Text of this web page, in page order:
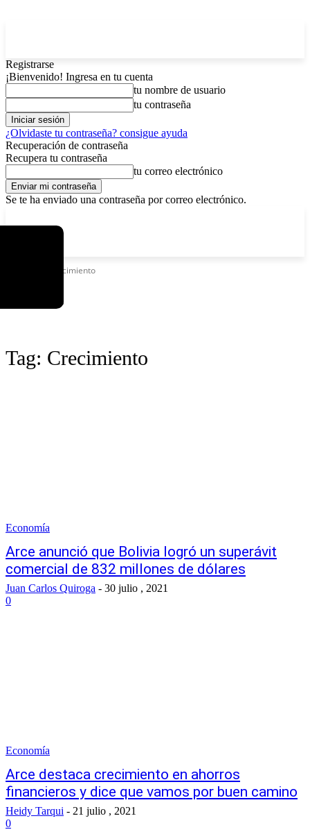
Registrarse
¡Bienvenido! Ingresa en tu cuenta
tu nombre de usuario
tu contraseña
¿Olvidaste tu contraseña? consigue ayuda
Recuperación de contraseña
Recupera tu contraseña
tu correo electrónico
Se te ha enviado una contraseña por correo electrónico.
Crecimiento
Tag: Crecimiento
Economía
Arce anunció que Bolivia logró un superávit
comercial de 832 millones de dólares
Juan Carlos Quiroga - 30 julio , 2021
0
Economía
Arce destaca crecimiento en ahorros
financieros y dice que vamos por buen camino
Heidy Tarqui - 21 julio , 2021
0